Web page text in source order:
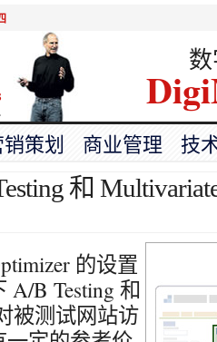
策划 商业管理 技
和
的设置
A/B Testing 和
被测试网站访